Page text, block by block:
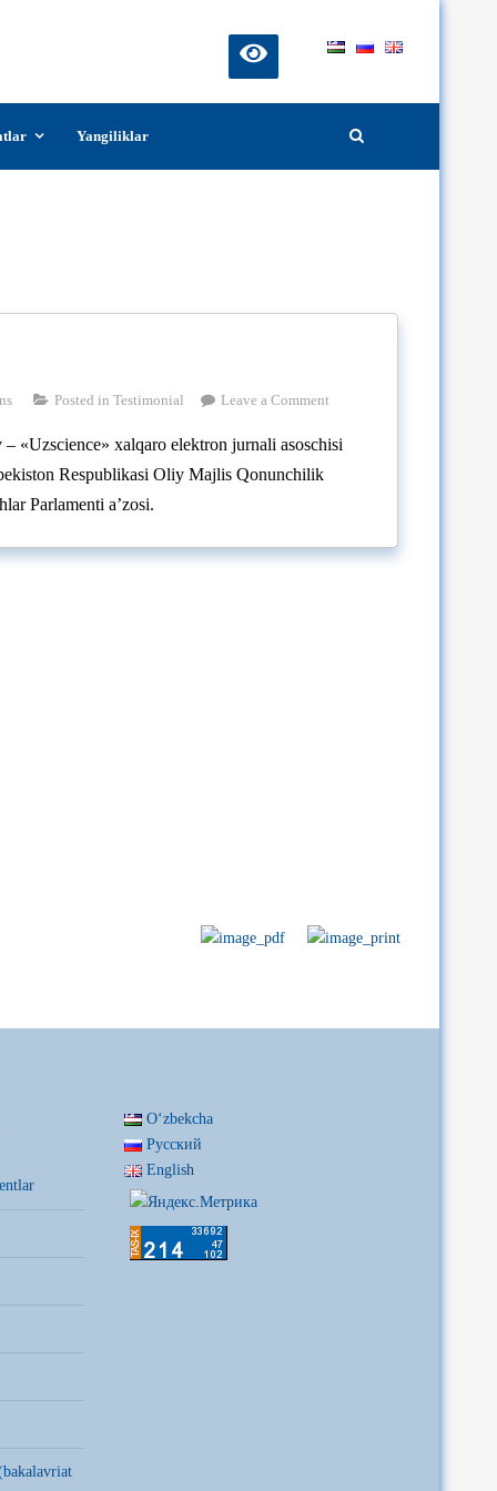
Yangiliklar
Posted inTestimonial Leave a Comment
Doston
«Uzscience» xalqaro elektron jurnali asoschisi
Respublikasi Oliy Majlis Qonunchilik
Parlamenti a’zosi.
Oʻzbekcha
Русский
English